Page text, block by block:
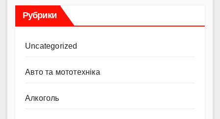
Рубрики
Uncategorized
Авто та мототехніка
Алкоголь